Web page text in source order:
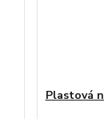
Plastová